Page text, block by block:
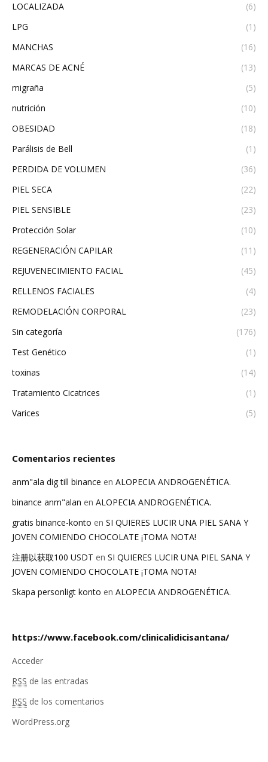
LOCALIZADA
(6)
LPG
(1)
MANCHAS
(16)
MARCAS DE ACNÉ
(13)
migraña
(5)
nutrición
(10)
OBESIDAD
(18)
Parálisis de Bell
(1)
PERDIDA DE VOLUMEN
(36)
PIEL SECA
(22)
PIEL SENSIBLE
(23)
Protección Solar
(10)
REGENERACIÓN CAPILAR
(11)
REJUVENECIMIENTO FACIAL
(45)
RELLENOS FACIALES
(4)
REMODELACIÓN CORPORAL
(23)
Sin categoría
(176)
Test Genético
(1)
toxinas
(14)
Tratamiento Cicatrices
(1)
Varices
(5)
Comentarios recientes
anm"ala dig till binance en ALOPECIA ANDROGENÉTICA.
binance anm"alan en ALOPECIA ANDROGENÉTICA.
gratis binance-konto en SI QUIERES LUCIR UNA PIEL SANA Y
JOVEN COMIENDO CHOCOLATE ¡TOMA NOTA!
注册以获取100 USDT en SI QUIERES LUCIR UNA PIEL SANA Y
JOVEN COMIENDO CHOCOLATE ¡TOMA NOTA!
Skapa personligt konto en ALOPECIA ANDROGENÉTICA.
https://www.facebook.com/clinicalidicisantana/
Acceder
RSS de las entradas
RSS de los comentarios
WordPress.org